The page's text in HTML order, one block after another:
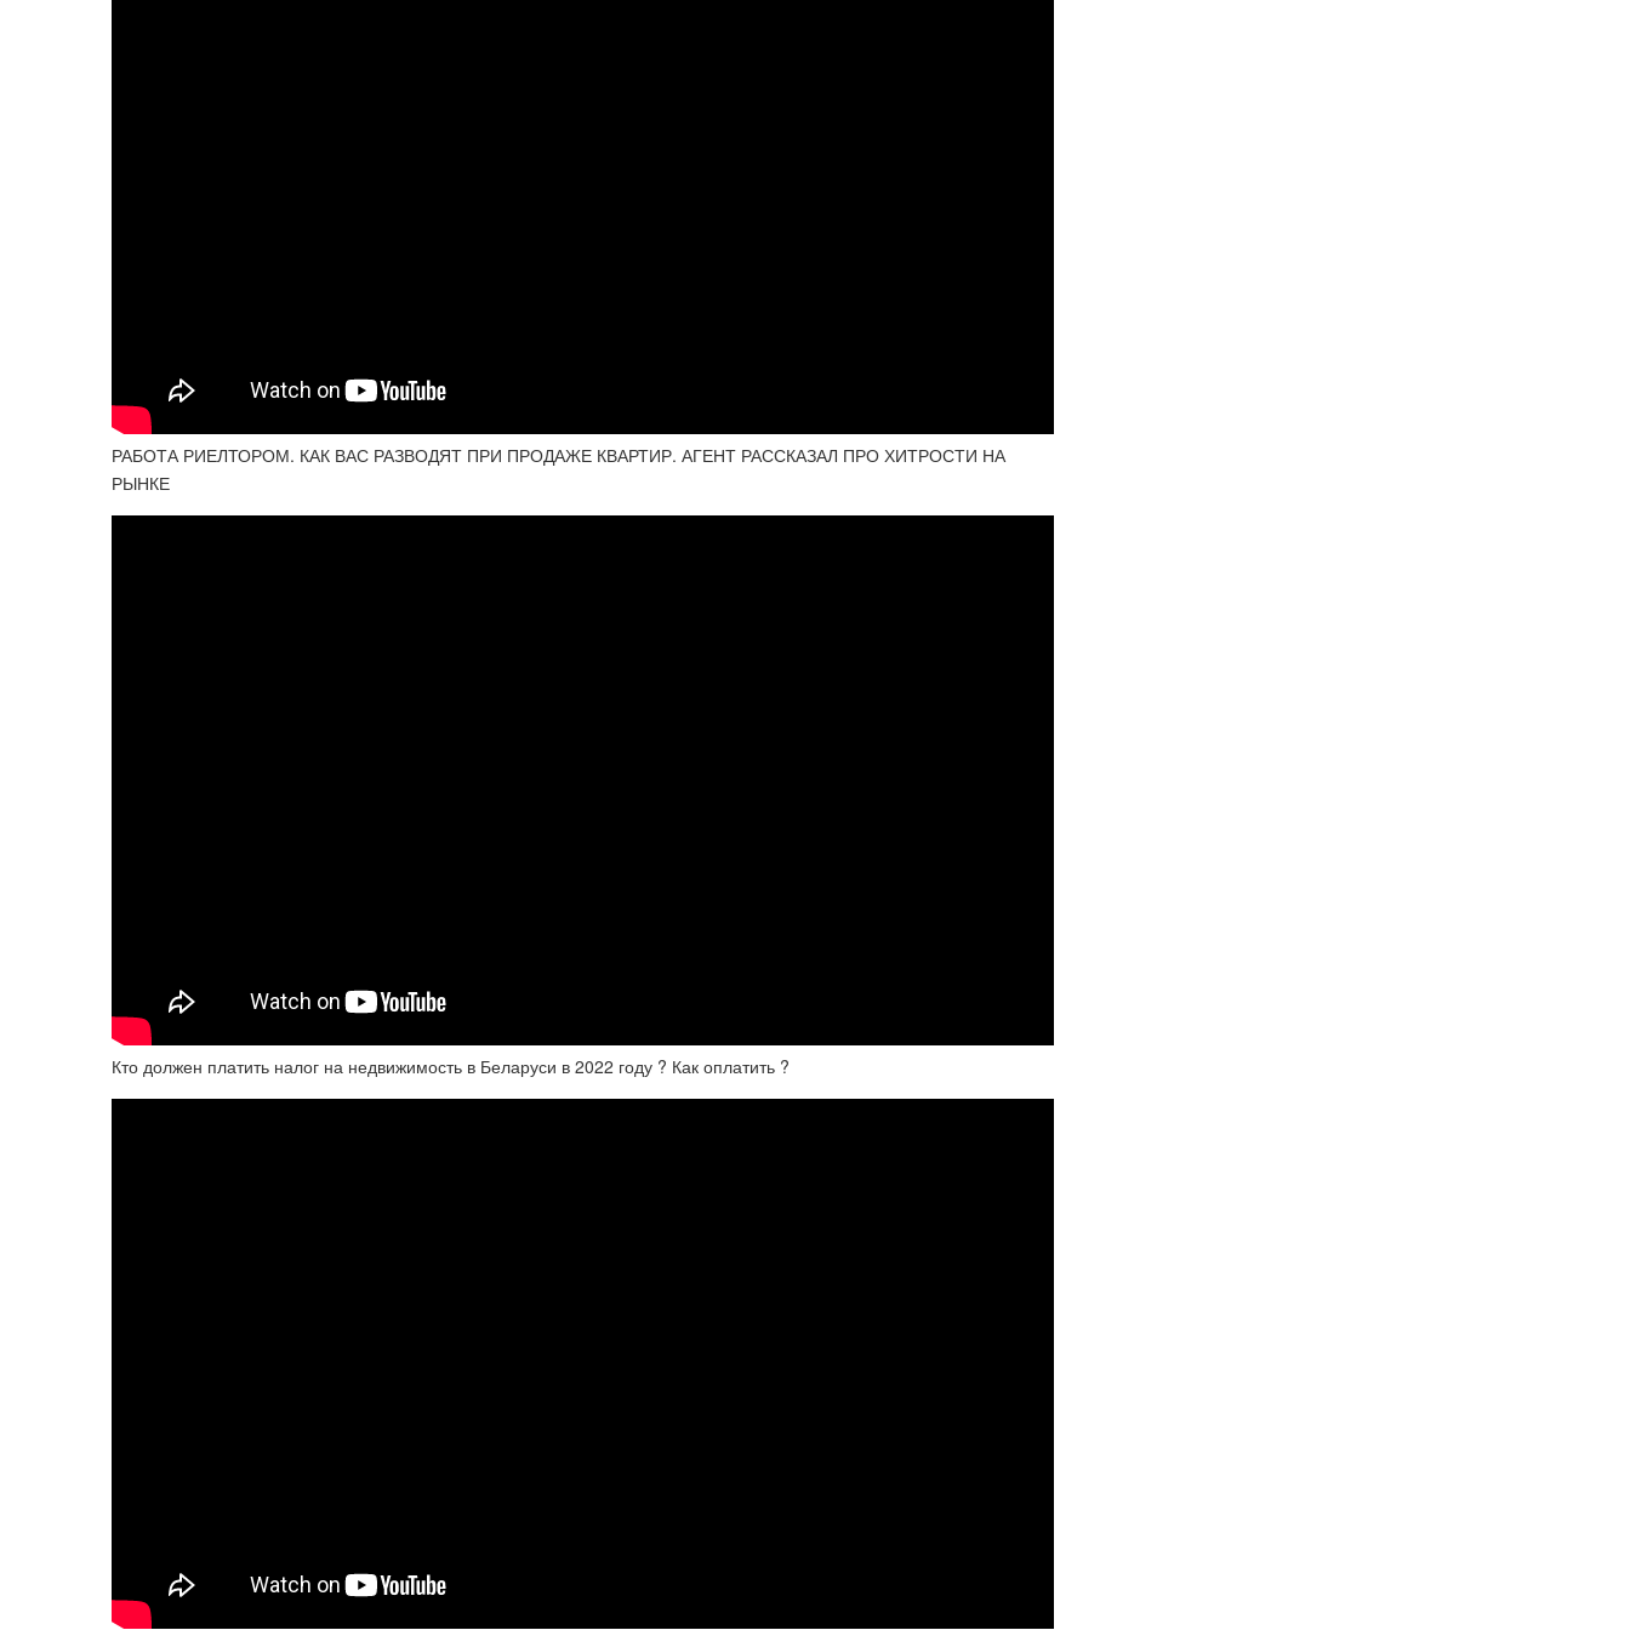
РАБОТА РИЕЛТОРОМ. КАК ВАС РАЗВОДЯТ ПРИ ПРОДАЖЕ КВАРТИР. АГЕНТ РАССКАЗАЛ ПРО ХИТРОСТИ НА
РЫНКЕ
Кто должен платить налог на недвижимость в Беларуси в 2022 году ? Как оплатить ?